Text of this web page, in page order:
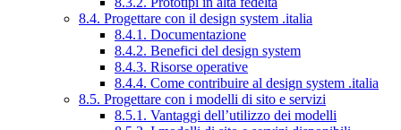
8.4. Progettare con il design system .italia
8.4.1. Documentazione
8.4.2. Benefici del design system
8.4.3. Risorse operative
8.4.4. Come contribuire al design system .italia
8.5. Progettare con i modelli di sito e servizi
8.5.1. Vantaggi dell’utilizzo dei modelli